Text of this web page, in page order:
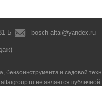
Б bosch-altai@yandex.ru
и садовой
не является